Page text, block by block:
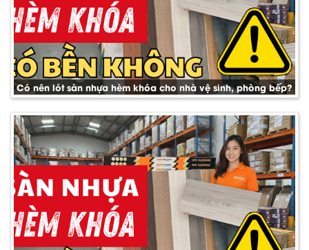
Có nên lót sàn nhựa hèm khóa cho nhà vệ sinh, phòng bếp?